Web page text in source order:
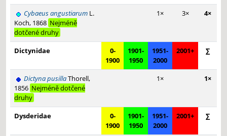
Cybaeus angustiarum L.
Koch, 1868 Nejméně
dotčené druhy
1× 3× 4×
Dictynidae
0-
1900
1901-
1950
1951-
2000
2001+ ∑
Dictyna pusillaThorell,
1856 Nejméně dotčené
druhy
1× 1×
Dysderidae
0-
1900
1901-
1950
1951-
2000
2001+ ∑